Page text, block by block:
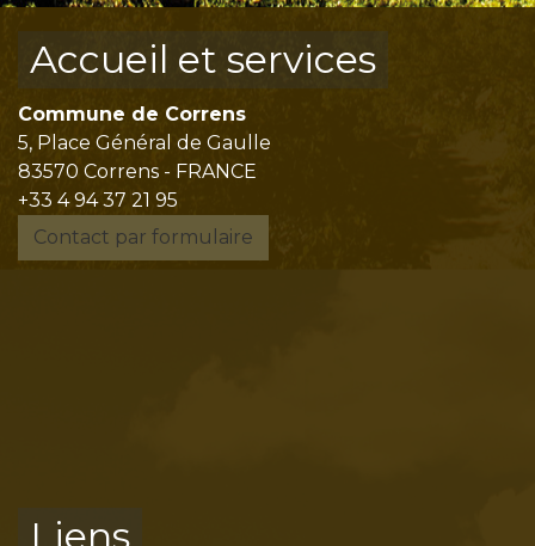
Accueil et services
Commune de Correns
5, Place Général de Gaulle
83570 Correns - FRANCE
+33 4 94 37 21 95
Contact par formulaire
Liens